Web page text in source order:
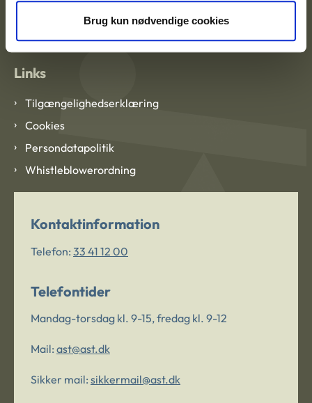
Brug kun nødvendige cookies
Om Ankestyrelsen
Blanketter og kontaktformularer
Links
Tilgængelighedserklæring
Cookies
Persondatapolitik
Whistleblowerordning
Kontaktinformation
Telefon: 33 41 12 00
Telefontider
Mandag-torsdag kl. 9-15, fredag kl. 9-12
Mail: ast@ast.dk
Sikker mail: sikkermail@ast.dk